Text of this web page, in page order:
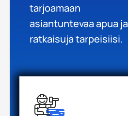
tarjoamaan
asiantuntevaa apua ja
ratkaisuja tarpeisiisi.